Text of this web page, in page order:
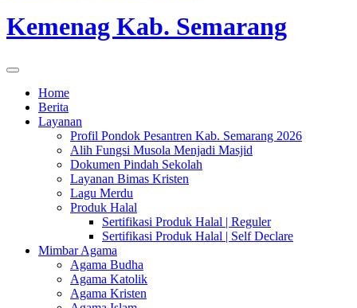
Kemenag Kab. Semarang
Home
Berita
Layanan
Profil Pondok Pesantren Kab. Semarang 2026
Alih Fungsi Musola Menjadi Masjid
Dokumen Pindah Sekolah
Layanan Bimas Kristen
Lagu Merdu
Produk Halal
Sertifikasi Produk Halal | Reguler
Sertifikasi Produk Halal | Self Declare
Mimbar Agama
Agama Budha
Agama Katolik
Agama Kristen